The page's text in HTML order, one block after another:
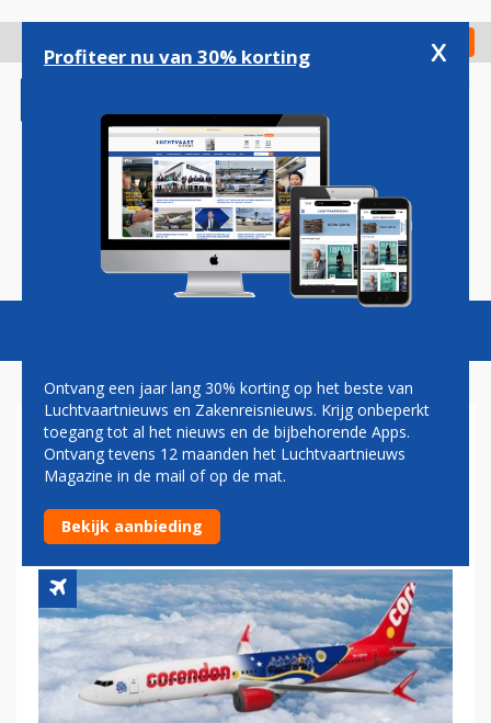
gaan
Check in
Magazine Podcasts Vacatures
CORENDON MET EIGEN
BOEING 737 NAAR WK
VOETBAL IN VS
Profiteer nu van 30% korting x
Ontvang een jaar lang 30% korting op het beste van
Luchtvaartnieuws en Zakenreisnieuws. Krijg onbeperkt
toegang tot al het nieuws en de bijbehorende Apps.
Ontvang tevens 12 maanden het Luchtvaartnieuws
Magazine in de mail of op de mat.
Bekijk aanbieding